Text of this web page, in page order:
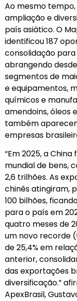
Ao mesmo
ampliação e
país asiático. O
identificou 187
consolidação
abrangendo
segmentos de
e equipamentos,
químicos e
amendoins, óleos
também
empresas
“Em 2025, a
mundial de bens,
2,6 trilhões. As
chinês atingiram,
100 bilhões,
para o país em
quatro meses de
um novo recorde
de 25,4% em
anterior,
das exportações
diversificação.”
ApexBrasil,